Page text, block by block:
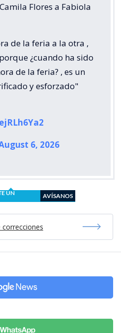
Flores a Fabiola
de la feria a la otra ,
¿cuando ha sido
de la feria? , es un
y esforzado"
6, 2026
UN
AVÍSANOS
correcciones